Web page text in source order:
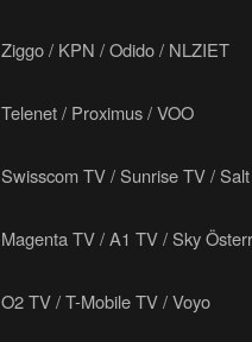
Ziggo / KPN / Odido / NLZIET
Telenet / Proximus / VOO
Swisscom TV / Sunrise TV /
Magenta TV / A1 TV / Sky
O2 TV / T-Mobile TV / Voyo